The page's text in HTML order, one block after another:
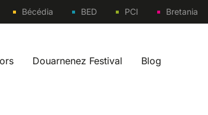
Bécédia BED PCI Bretania
Douarnenez Festival Blog